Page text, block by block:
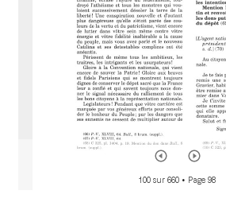
100 sur 660 • Page 98